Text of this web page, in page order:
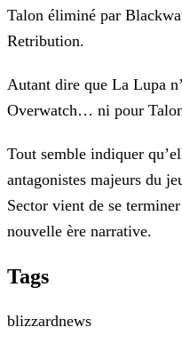
Talon éliminé par
Retribution.
Autant dire que La Lupa
Overwatch… ni pour
Tout semble indiquer
antagonistes majeurs du
Sector vient de se
nouvelle ère narrative.
Tags
blizzardnews